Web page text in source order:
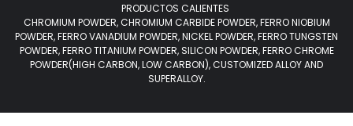
PRODUCTOS CALIENTES
CHROMIUM POWDER, CHROMIUM CARBIDE POWDER, FERRO NIOBIUM
POWDER, FERRO VANADIUM POWDER, NICKEL POWDER, FERRO TUNGSTEN
POWDER, FERRO TITANIUM POWDER, SILICON POWDER, FERRO CHROME
POWDER(HIGH CARBON, LOW CARBON), CUSTOMIZED ALLOY AND
SUPERALLOY.